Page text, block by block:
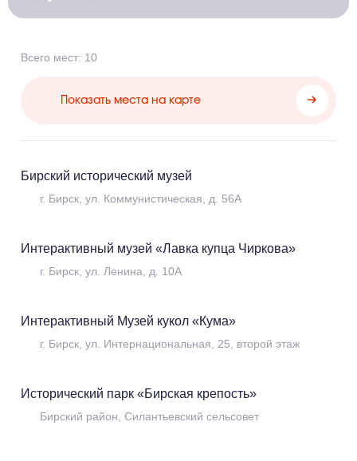
Всего мест: 10
Показать места на карте
Бирский исторический музей
г. Бирск, ул. Коммунистическая, д. 56А
Интерактивный музей «Лавка купца Чиркова»
г. Бирск, ул. Ленина, д. 10А
Музеи
Интерактивный Музей кукол «Кума»
г. Бирск, ул. Интернациональная, 25, второй этаж
Исторический парк «Бирская крепость»
Бирский район, Силантьевский сельсовет